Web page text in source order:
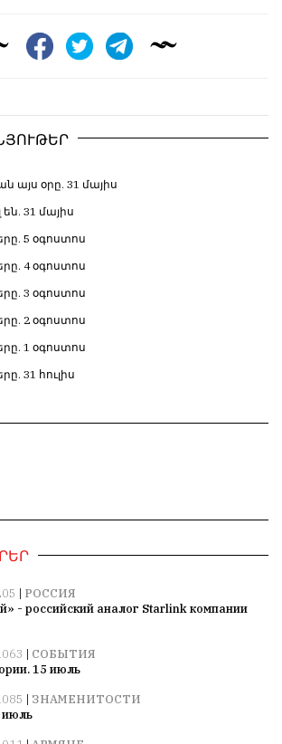
այս օրը. 31 մայիս
են. 31 մայիս
5 օգոստոս
4 օգոստոս
3 օգոստոս
2 օգոստոս
1 օգոստոս
31 հուլիս
| РОССИЯ
- российский аналог Starlink компании
| СОБЫТИЯ
15 июль
| ЗНАМЕНИТОСТИ
июль